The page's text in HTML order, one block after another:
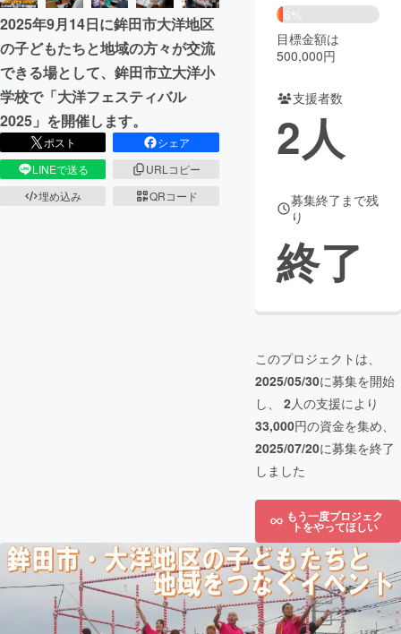
まちづくり・地域活性化
CAMPFIRE for Social Good
CAMPFIRE Creation
CAMPFIREふるさと納税
コミュニティ
2025年9月14日に鉾田市大洋地区
の子どもたちと地域の方々が交流
できる場として、鉾田市立大洋小
学校で「大洋フェスティバル
2025」を開催します。
ポスト
シェア
LINEで送る
URLコピー
埋め込み
QRコード
6%
目標金額は
500,000円
支援者数
2人
募集終了まで残
り
終了
このプロジェクトは、
2025/05/30に募集を開始
し、 2人の支援により
33,000円の資金を集め、
2025/07/20に募集を終了
しました
もう一度プロジェク
トをやってほしい